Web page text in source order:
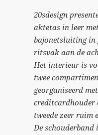
20sdesign
aktetas in leer
bajonetsluiting in
ritsvak aan de
Het interieur is
twee
georganiseerd
creditcardhouder
tweede zeer ruim
De